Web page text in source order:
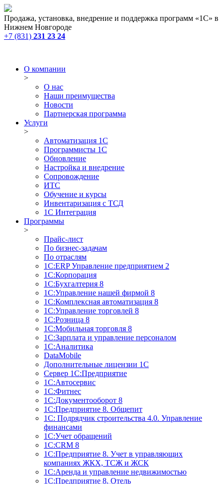
Продажа, установка, внедрение и поддержка программ «1С» в
Нижнем Новгороде
+7 (831) 231 23 24
О компании
>
О нас
Наши преимущества
Новости
Партнерская программа
Услуги
>
Автоматизация 1С
Программисты 1С
Обновление
Настройка и внедрение
Сопровождение
ИТС
Обучение и курсы
Инвентаризация с ТСД
1С Интеграция
Программы
>
Прайс-лист
По бизнес-задачам
По отраслям
1C:ERP Управление предприятием 2
1С:Корпорация
1С:Бухгалтерия 8
1С:Управление нашей фирмой 8
1С:Комплексная автоматизация 8
1С:Управление торговлей 8
1С:Розница 8
1С:Мобильная торговля 8
1С:Зарплата и управление персоналом
1С:Аналитика
DataMobile
Дополнительные лицензии 1С
Сервер 1С:Предприятие
1С:Автосервис
1С:Фитнес
1С:Документооборот 8
1С:Предприятие 8. Общепит
1С: Подрядчик строительства 4.0. Управление
финансами
1С:Учет обращений
1C:CRM 8
1С:Предприятие 8. Учет в управляющих
компаниях ЖКХ, ТСЖ и ЖСК
1С:Аренда и управление недвижимостью
1С:Предприятие 8. Отель